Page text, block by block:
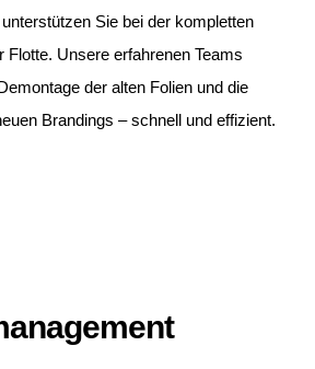
Sie bei der kompletten
Flotte. Unsere erfahrenen Teams
der alten Folien und die
Brandings – schnell und effizient.